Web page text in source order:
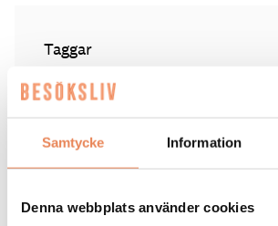
Samtycke Information
Denna webbplats använder cookies
Taggar
HOME HOTEL BILAN